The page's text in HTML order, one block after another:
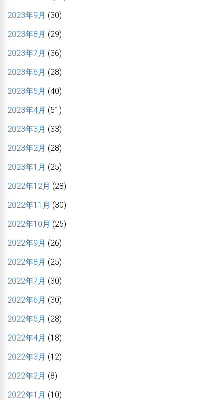
2023年9月 (30)
2023年8月 (29)
2023年7月 (36)
2023年6月 (28)
2023年5月 (40)
2023年4月 (51)
2023年3月 (33)
2023年2月 (28)
2023年1月 (25)
2022年12月 (28)
2022年11月 (30)
2022年10月 (25)
2022年9月 (26)
2022年8月 (25)
2022年7月 (30)
2022年6月 (30)
2022年5月 (28)
2022年4月 (18)
2022年3月 (12)
2022年2月 (8)
2022年1月 (10)